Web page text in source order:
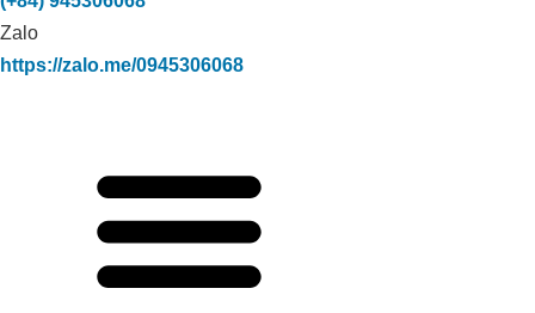
Zalo
https://zalo.me/0945306068